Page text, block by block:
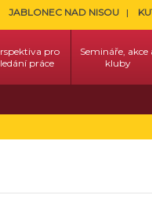
JABLONEC NAD NISOU
pro
práce
Semináře, akce
kluby